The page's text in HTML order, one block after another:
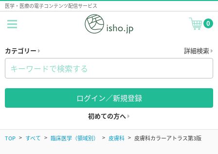
医学・医療の電子コンテンツ配信サービス
0
カテゴリー 詳細検索
ログイン／新規登録
初めての方へ
TOP すべて 臨床医学（領域別） 皮膚科 皮膚科カラーアトラス第3版